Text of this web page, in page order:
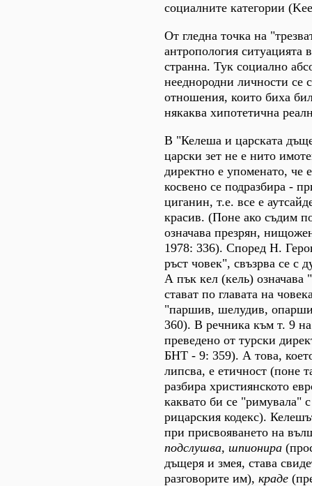
социалните категории
От гледна точка на
антропология ситуацията
странна. Тук социално
нееднородни личности се
отношения, които биха
някаква хипотетична
В "Келеша и царската
царски зет не е нито
директно е упоменато, че
косвено се подразбира -
циганин, т.е. все е
красив. (Поне ако съдим
означава презрян,
1978: 336). Според Н.
ръст човек", свъзрва се с
А пък кел (кель) означава
стават по главата на
"паршив, шелудив,
360). В речника към т. 9
преведено от турски
БНТ - 9: 359). А това,
липсва, е етичност (поне
разбира християнското
каквато би се "римувала"
рицарския кодекс).
при присвояването на
подслушва, шпионира
дъщеря и змея, става
разговорите им), краде